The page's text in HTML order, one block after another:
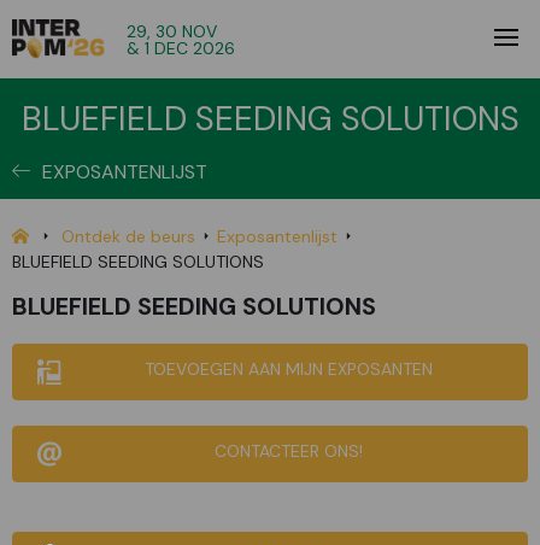
29, 30 NOV
& 1 DEC 2026
BLUEFIELD SEEDING SOLUTIONS
EXPOSANTENLIJST
Ontdek de beurs
Exposantenlijst
BLUEFIELD SEEDING SOLUTIONS
BLUEFIELD SEEDING SOLUTIONS
TOEVOEGEN AAN MIJN EXPOSANTEN
CONTACTEER ONS!